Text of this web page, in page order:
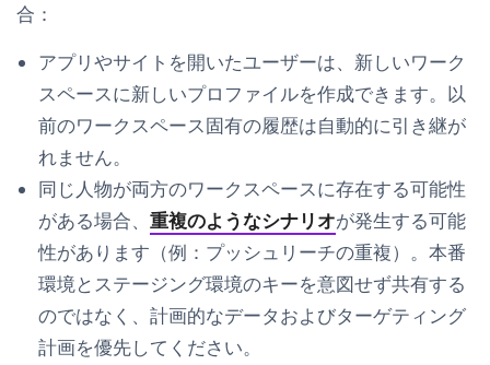
合：
アプリやサイトを開いたユーザーは、新しいワーク
スペースに新しいプロファイルを作成できます。以
前のワークスペース固有の履歴は自動的に引き継が
れません。
同じ人物が両方のワークスペースに存在する可能性
がある場合、 重複のようなシナリオが発生する可能
性があります（例：プッシュリーチの重複）。本番
環境とステージング環境のキーを意図せず共有する
のではなく、計画的なデータおよびターゲティング
計画を優先してください。